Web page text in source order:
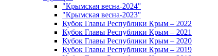
"Крымская весна-2024"
"Крымская весна-2023"
Кубок Главы Республики Крым – 2022
Кубок Главы Республики Крым – 2021
Кубок Главы Республики Крым – 2020
Кубок Главы Республики Крым – 2019